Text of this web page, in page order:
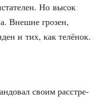
Но высок
Внешне гро­зен,
и тих, как телёнок.
сво­им рас­стре­